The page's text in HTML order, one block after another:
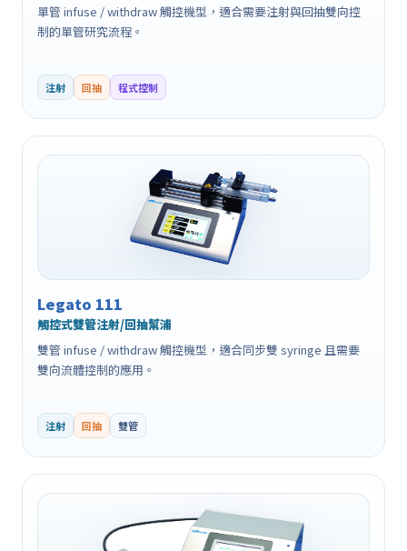
單管 infuse / withdraw 觸控機型，適合需要注射與回抽雙向控
制的單管研究流程。
注射 回抽 程式控制
Legato 111
觸控式雙管注射/回抽幫浦
雙管 infuse / withdraw 觸控機型，適合同步雙 syringe 且需要
雙向流體控制的應用。
注射 回抽 雙管